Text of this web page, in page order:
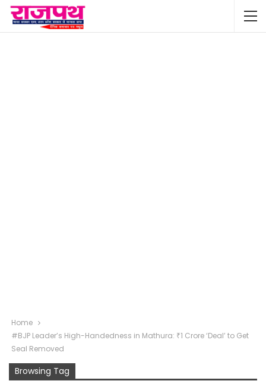
Home
#BJP Leader’s High-Handedness in Mathura: ₹1 Crore ‘Deal’ to Get
Seal Removed
Browsing Tag